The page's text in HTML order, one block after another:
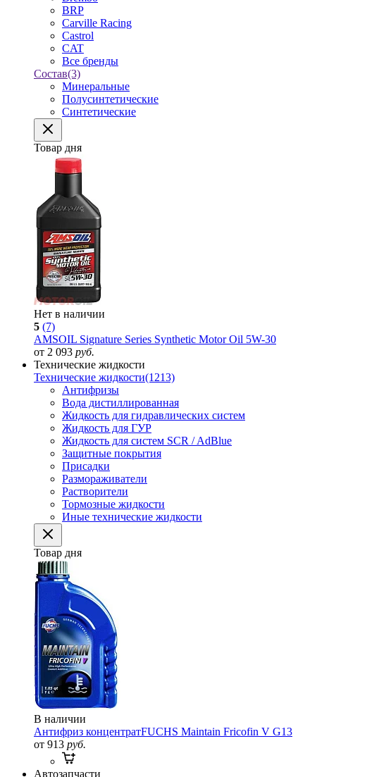
BRP
Carville Racing
Castrol
CAT
Все бренды
Состав(3)
Минеральные
Полусинтетические
Синтетические
Товар дня
Нет в наличии
5 (7)
AMSOIL Signature Series Synthetic Motor Oil 5W-30
от 2 093 руб.
Технические жидкости
Технические жидкости(1213)
Антифризы
Вода дистиллированная
Жидкость для гидравлических систем
Жидкость для ГУР
Жидкость для систем SCR / AdBlue
Защитные покрытия
Присадки
Размораживатели
Растворители
Тормозные жидкости
Иные технические жидкости
Товар дня
В наличии
Антифриз концентратFUCHS Maintain Fricofin V G13
от 913 руб.
Автозапчасти